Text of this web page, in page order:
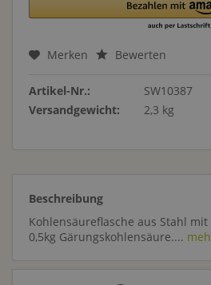
Merken Bewerten
Artikel-Nr.:
SW10387
Versandgewicht:
2,3 kg
Beschreibung
Kohlensäureflasche aus Stahl
0,5kg Gärungskohlensäure....